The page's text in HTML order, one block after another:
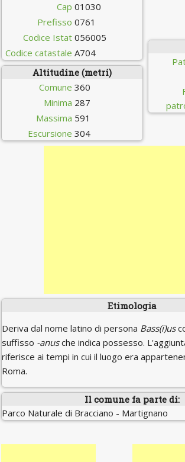
Cap 01030
Prefisso 0761
Codice Istat 056005
Codice catastale A704
Altitudine (metri)
Comune 360
Minima 287
Massima 591
Escursione 304
Etimologia
Deriva dal nome latino di persona Bass(i)us
suffisso -anusche indica possesso.
riferisce ai tempi in cui il luogo era
Roma.
Il comune fa parte di:
Parco Naturale di Bracciano - Martignano